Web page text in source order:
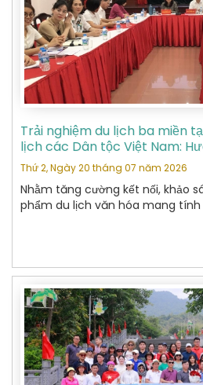
Trải nghiệm du lịch ba miền
lịch các Dân tộc Việt Nam:
phẩm du lịch văn hóa đặc sắc
Thứ 2, Ngày 20 tháng 07 năm 2026
Nhằm tăng cường kết nối, khảo
phẩm du lịch văn hóa mang tính
Lịch Hoàn Kiếm đã tham gia
tế tại Làng Văn hóa – Du lịch